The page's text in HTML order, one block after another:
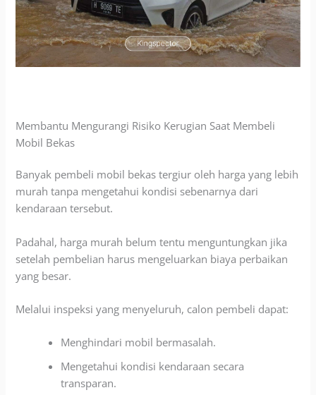
Membantu Mengurangi Risiko Kerugian Saat Membeli
Mobil Bekas
Banyak pembeli mobil bekas tergiur oleh harga yang lebih
murah tanpa mengetahui kondisi sebenarnya dari
kendaraan tersebut.
Padahal, harga murah belum tentu menguntungkan jika
setelah pembelian harus mengeluarkan biaya perbaikan
yang besar.
Melalui inspeksi yang menyeluruh, calon pembeli dapat:
Menghindari mobil bermasalah.
Mengetahui kondisi kendaraan secara
transparan.